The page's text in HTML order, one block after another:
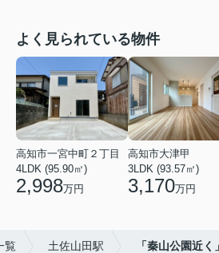
よく見られている物件
高知市一宮中町２丁目
4LDK (95.90㎡)
2,998万円
高知市大津甲
3LDK (93.57㎡)
3,170万円
覧 土佐山田駅 「秦山公園近